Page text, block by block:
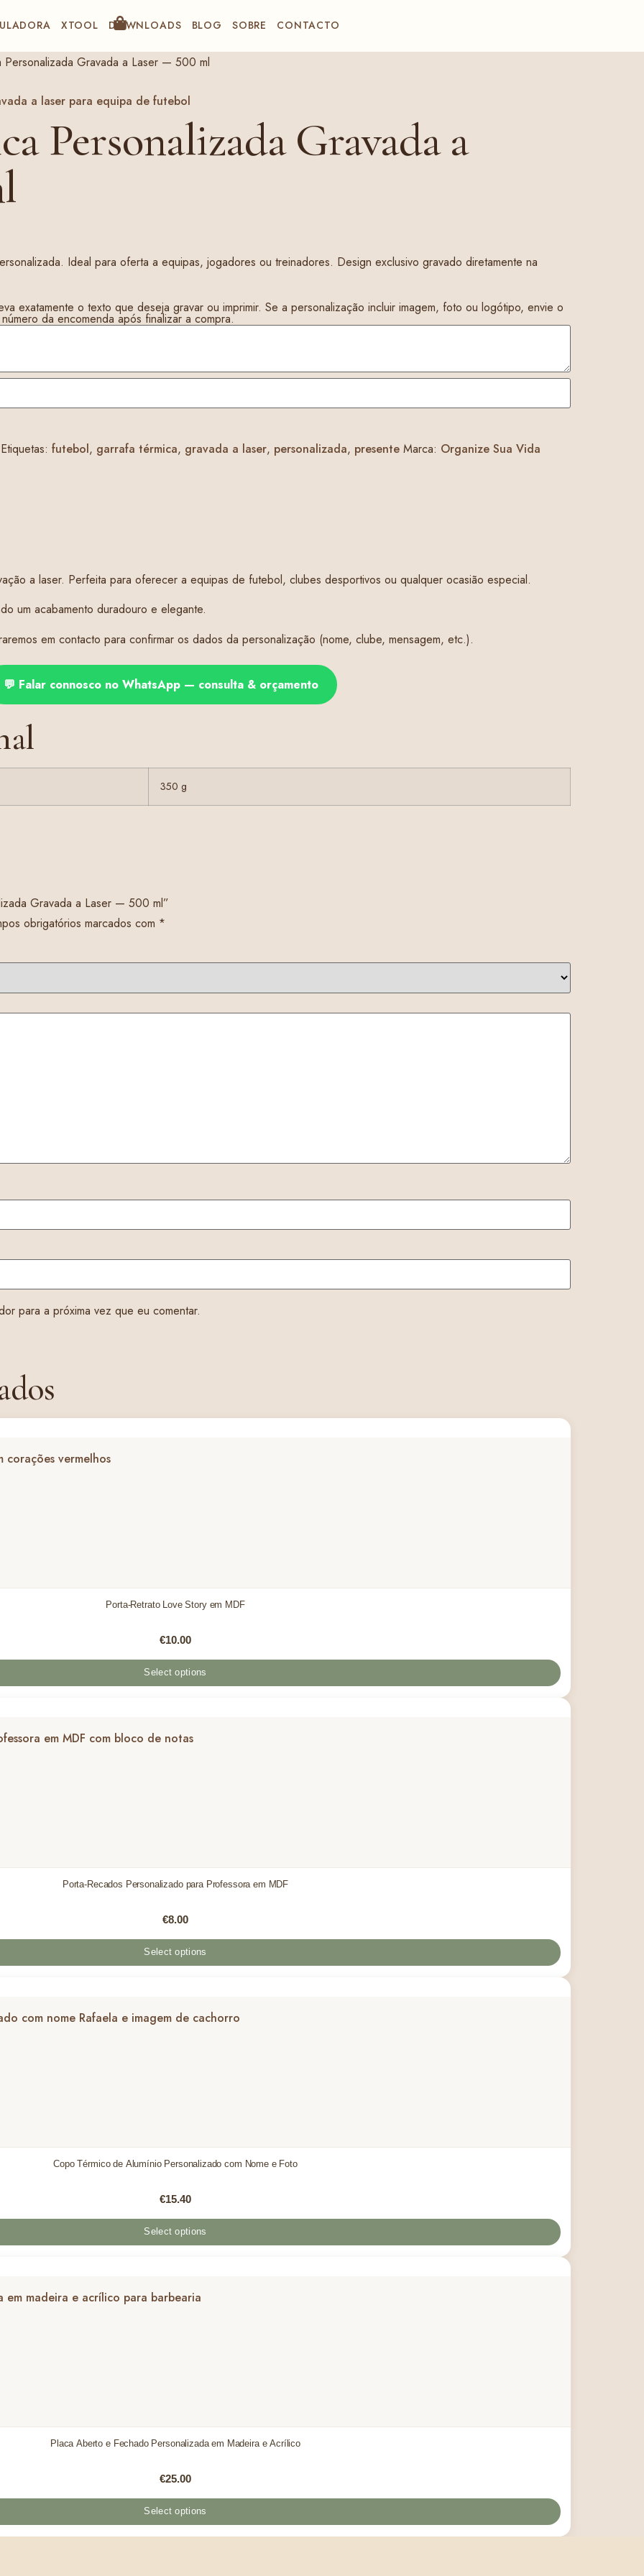
XTOOL DOWNLOADS BLOG SOBRE CONTACTO
Gravada a Laser — 500 ml
Personalizada Gravada a
Ideal para oferta a equipas, jogadores ou treinadores. Design exclusivo gravado diretamente na
exatamente o texto que deseja gravar ou imprimir. Se a personalização incluir imagem, foto ou logótipo, envie o
da encomenda após finalizar a compra.
Etiquetas: futebol, garrafa térmica, gravada a laser, personalizada, presente Marca: Organize Sua Vida
a laser. Perfeita para oferecer a equipas de futebol, clubes desportivos ou qualquer ocasião especial.
um acabamento duradouro e elegante.
em contacto para confirmar os dados da personalização (nome, clube, mensagem, etc.).
💬 Falar connosco no WhatsApp — consulta & orçamento
350 g
Gravada a Laser — 500 ml”
obrigatórios marcados com *
para a próxima vez que eu comentar.
Porta-Retrato Love Story em MDF
€10.00
Select options
Porta-Recados Personalizado para Professora em MDF
€8.00
Select options
Copo Térmico de Alumínio Personalizado com Nome e Foto
€15.40
Select options
Placa Aberto e Fechado Personalizada em Madeira e Acrílico
€25.00
Select options